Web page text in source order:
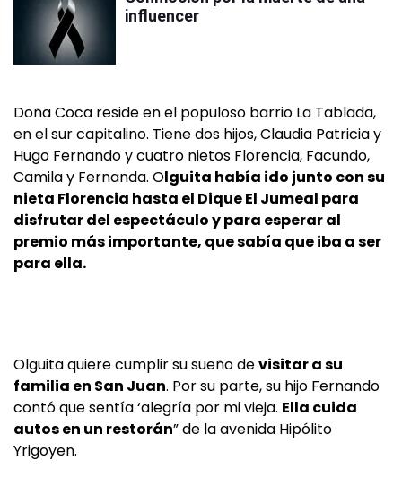
influencer
Doña Coca reside en el populoso barrio La Tablada,
en el sur capitalino. Tiene dos hijos, Claudia Patricia y
Hugo Fernando y cuatro nietos Florencia, Facundo,
Camila y Fernanda. Olguita había ido junto con su
nieta Florencia hasta el Dique El Jumeal para
disfrutar del espectáculo y para esperar al
premio más importante, que sabía que iba a ser
para ella.
Olguita quiere cumplir su sueño devisitar a su
familia en San Juan. Por su parte, su hijo Fernando
contó que sentía ‘alegría por mi vieja. Ella cuida
autos en un restorán” de la avenida Hipólito
Yrigoyen.